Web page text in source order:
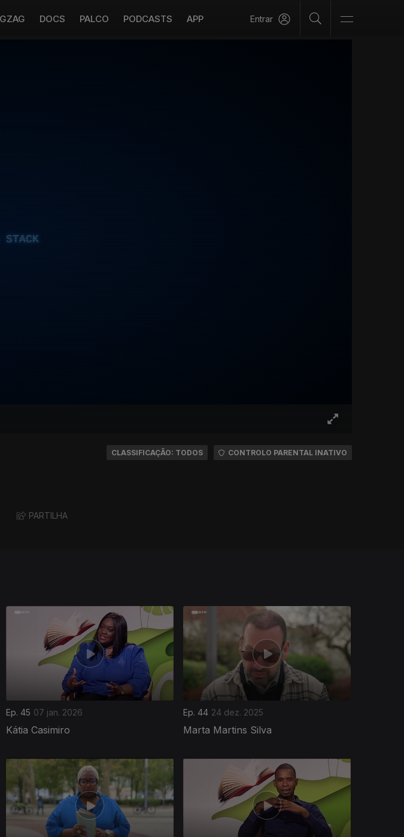
DOCS PALCO PODCASTS APP Entrar
STACK
CLASSIFICAÇÃO: TODOS CONTROLO PARENTAL INATIVO
PARTILHA
Ep. 45 07 jan. 2026
Kátia Casimiro
Ep. 44 24 dez. 2025
Marta Martins Silva